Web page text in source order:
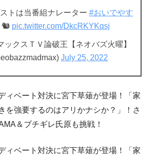
トは当番組ナレーター #おいでやす
🐿 pic.twitter.com/DkcRKYKqsj
クスＴＶ論破王【ネオバズ火曜】
July 25, 2022
ィベート対決に宮下草薙が登場！「家
を強要するのはアリかナシか？」！さ
＆ブチギレ氏原も挑戦！
ィベート対決に宮下草薙が登場！「家